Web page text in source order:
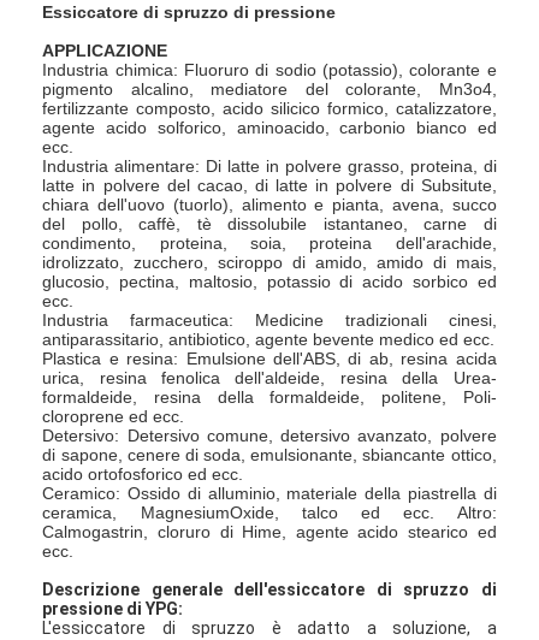
Essiccatore di spruzzo di pressione
APPLICAZIONE
Industria chimica: Fluoruro di sodio (potassio), colorante e
pigmento alcalino, mediatore del colorante, Mn3o4,
fertilizzante composto, acido silicico formico, catalizzatore,
agente acido solforico, aminoacido, carbonio bianco ed
ecc.
Industria alimentare: Di latte in polvere grasso, proteina, di
latte in polvere del cacao, di latte in polvere di Subsitute,
chiara dell'uovo (tuorlo), alimento e pianta, avena, succo
del pollo, caffè, tè dissolubile istantaneo, carne di
condimento, proteina, soia, proteina dell'arachide,
idrolizzato, zucchero, sciroppo di amido, amido di mais,
glucosio, pectina, maltosio, potassio di acido sorbico ed
ecc.
Industria farmaceutica: Medicine tradizionali cinesi,
antiparassitario, antibiotico, agente bevente medico ed ecc.
Plastica e resina: Emulsione dell'ABS, di ab, resina acida
urica, resina fenolica dell'aldeide, resina della Urea-
formaldeide, resina della formaldeide, politene, Poli-
cloroprene ed ecc.
Detersivo: Detersivo comune, detersivo avanzato, polvere
di sapone, cenere di soda, emulsionante, sbiancante ottico,
acido ortofosforico ed ecc.
Ceramico: Ossido di alluminio, materiale della piastrella di
ceramica, MagnesiumOxide, talco ed ecc. Altro:
Calmogastrin, cloruro di Hime, agente acido stearico ed
ecc.
Descrizione generale dell'essiccatore di spruzzo di
pressione di YPG:
L'essiccatore di spruzzo è adatto a soluzione, a